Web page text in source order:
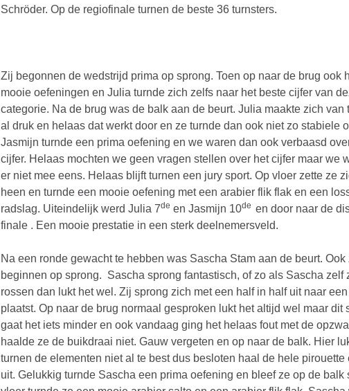
Schröder. Op de regiofinale turnen de beste 36 turnsters.
Zij begonnen de wedstrijd prima op sprong. Toen op naar de brug ook
mooie oefeningen en Julia turnde zich zelfs naar het beste cijfer van
categorie. Na de brug was de balk aan de beurt. Julia maakte zich van
al druk en helaas dat werkt door en ze turnde dan ook niet zo stabiele
Jasmijn turnde een prima oefening en we waren dan ook verbaasd
cijfer. Helaas mochten we geen vragen stellen over het cijfer maar we
er niet mee eens. Helaas blijft turnen een jury sport. Op vloer zette ze
heen en turnde een mooie oefening met een arabier flik flak en een
radslag. Uiteindelijk werd Julia 7de en Jasmijn 10de en door naar de
finale . Een mooie prestatie in een sterk deelnemersveld.
Na een ronde gewacht te hebben was Sascha Stam aan de beurt. Ook
beginnen op sprong. Sascha sprong fantastisch, of zo als Sascha zelf
rossen dan lukt het wel. Zij sprong zich met een half in half uit naar
plaatst. Op naar de brug normaal gesproken lukt het altijd wel maar dit
gaat het iets minder en ook vandaag ging het helaas fout met de
haalde ze de buikdraai niet. Gauw vergeten en op naar de balk. Hier
turnen de elementen niet al te best dus besloten haal de hele pirouette
uit. Gelukkig turnde Sascha een prima oefening en bleef ze op de balk